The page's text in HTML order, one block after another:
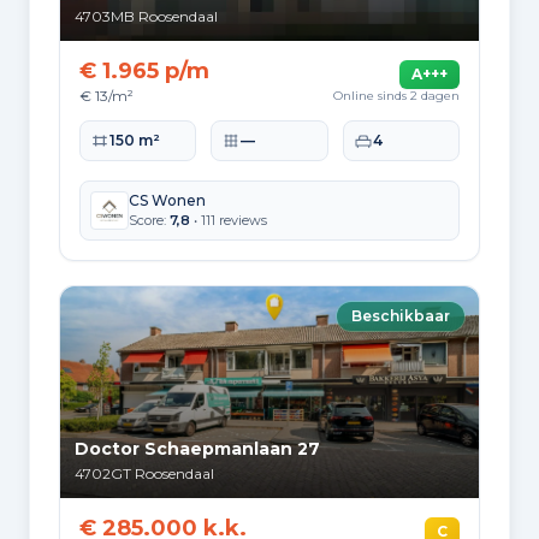
2010 tot 2020 566
581
Energie en duurzaamheid
Energielabelverdeling
Label C
9.297
Label A
6.760
Label B
5.831
Label D
3.028
Label G
2.019 2.016
4703MB Roosendaal
€ 1.965 p/m
€ 13/m²
A+++
Online sinds 2 dagen
Woonoppervlakte
150 m² Perceeloppervlakte
— Slaapkamers
4
CS Wonen
Score: 7,8 • 111 reviews
Beschikbaar
Doctor Schaepmanlaan 27
4702GT Roosendaal
€ 285.000 k.k. C